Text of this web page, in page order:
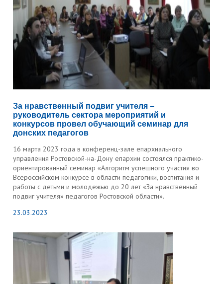
За нравственный подвиг учителя –
руководитель сектора мероприятий и
конкурсов провел обучающий семинар для
донских педагогов
16 марта 2023 года в конференц-зале епархиального
управления Ростовской-на-Дону епархии состоялся практико-
ориентированный семинар «Алгоритм успешного участия во
Всероссийском конкурсе в области педагогики, воспитания и
работы с детьми и молодежью до 20 лет «За нравственный
подвиг учителя» педагогов Ростовской области».
23.03.2023